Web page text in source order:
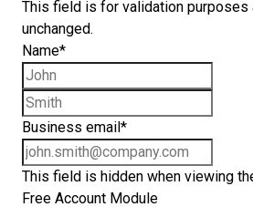
This field is for validation purposes
unchanged.
Name*
Business email *
This field is hidden when viewing
Free Account Module